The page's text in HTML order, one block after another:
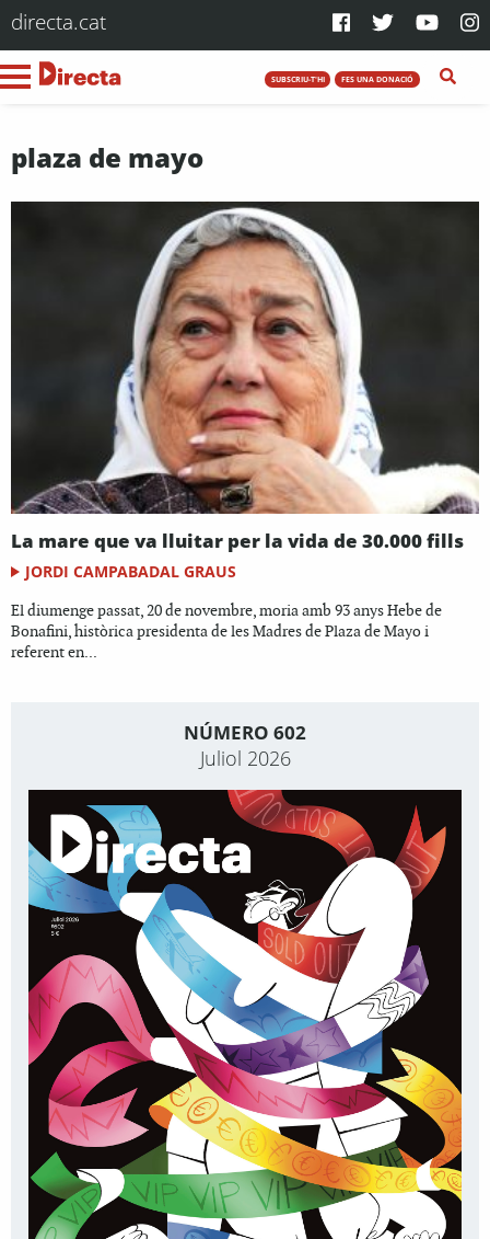
directa.cat
SUBSCRIU-T'HI FES UNA DONACIÓ
plaza de mayo
La mare que va lluitar per la vida de 30.000 fills
JORDI CAMPABADAL GRAUS
El diumenge passat, 20 de novembre, moria amb 93 anys Hebe de
Bonafini, històrica presidenta de les Madres de Plaza de Mayo i
referent en...
NÚMERO 602
Juliol 2026